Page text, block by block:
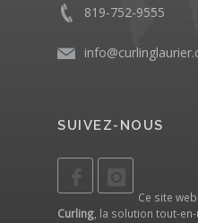
819-752-9555
SUIVEZ-NOUS
Ce site
Curling , la solution tout-